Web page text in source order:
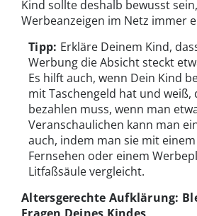
Kind sollte deshalb bewusst
Werbeanzeigen im Netz immer
Tipp: Erkläre Deinem Kind,
Werbung die Absicht steckt
Es hilft auch, wenn Dein Kind
mit Taschengeld hat und weiß,
bezahlen muss, wenn man
Veranschaulichen kann man
auch, indem man sie mit
Fernsehen oder einem
Litfaßsäule vergleicht.
Altersgerechte Aufklärung: